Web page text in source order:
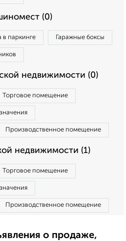
(0)
паркинге Гаражные боксы
недвижимости (0)
Торговое помещение
Производственное помещение
недвижимости (1)
Торговое помещение
Производственное помещение
о продаже,